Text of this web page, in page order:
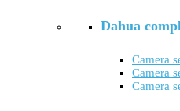
Dahua
Camera
Camera
Camera